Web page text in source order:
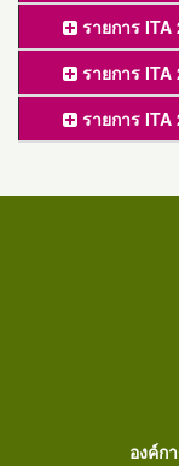
รายการ ITA
รายการ ITA
รายการ ITA
องค์ก